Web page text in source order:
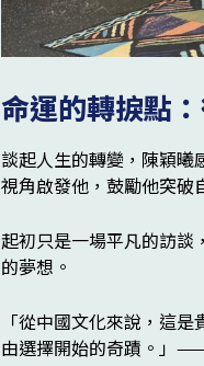
命運的轉捩點
談起人生的轉變，陳穎曦
視角啟發他，鼓勵他突破
起初只是一場平凡的訪談
的夢想。
「從中國文化來說，這
由選擇開始的奇蹟。」